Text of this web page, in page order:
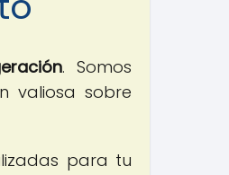
. Somos
valiosa sobre
para tu